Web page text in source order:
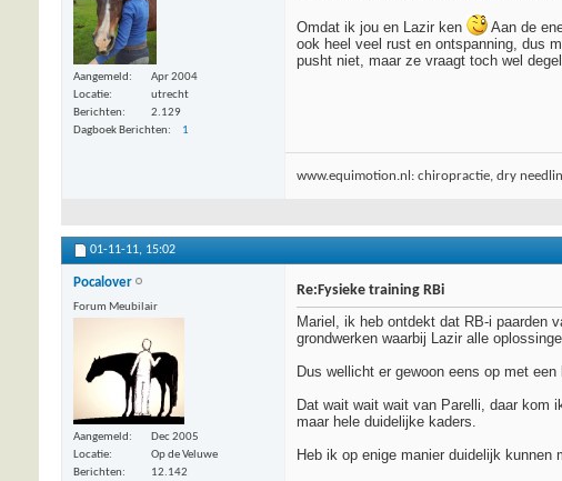
Aangemeld
Apr 2004
Locatie
utrecht
Berichten
2.129
Dagboek Berichten
1
Omdat ik jou en Lazir ken
Aan de
ook heel veel rust en ontspanning, dus
pusht niet, maar ze vraagt toch wel
www.equimotion.nl: chiropractie, dry
01-11-11, 15:02
Pocalover
Forum Meubilair
Aangemeld
Dec 2005
Locatie
Op de Veluwe
Berichten
12.142
Re:Fysieke training RBi
Mariel, ik heb ontdekt dat RB-i paarden
grondwerken waarbij Lazir alle
Dus wellicht er gewoon eens op met
Dat wait wait wait van Parelli, daar kom
maar hele duidelijke kaders.
Heb ik op enige manier duidelijk kunnen